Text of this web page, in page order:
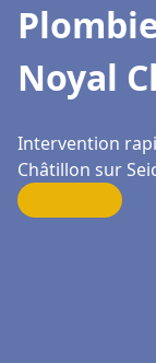
Noyal
Intervention
Châtillon sur